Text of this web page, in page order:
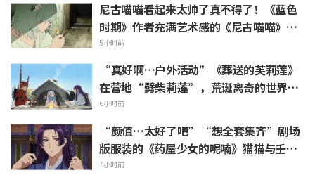
尼古喵喵看起来太帅了真不得了！《蓝色
时期》作者充满艺术感的《尼古喵喵》插
画被赞“说不定真能在艺大见到”
5小时前
“真好啊…户外活动”《葬送的芙莉莲》
在营地“劈柴莉莲”，荒诞离奇的世界观
引发“每天都很充实呢”的反响
6小时前
“颜值…太好了吧”“想全套集齐”剧场
版服装的《药屋少女的呢喃》猫猫与壬氏
精细手办立体化
7小时前